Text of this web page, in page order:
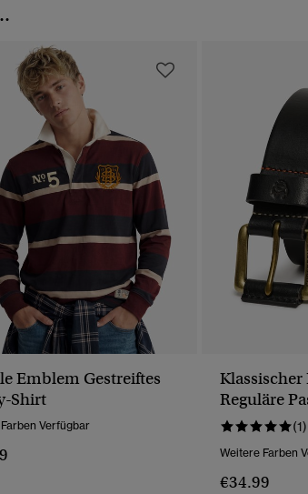
Emblem Gestreiftes
Shirt
Verfügbar
Reguläre
(1)
Weitere Farben
€34.99